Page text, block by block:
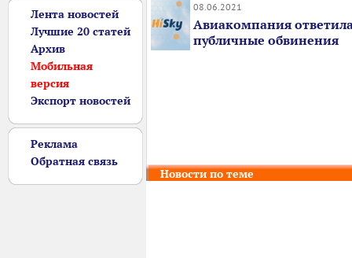
Лента новостей
Лучшие 20 статей
Архив
Мобильная
версия
Экспорт новостей
Реклама
Обратная связь
08.06.2021
Авиакомпания
публичные обвинения
Новости по теме